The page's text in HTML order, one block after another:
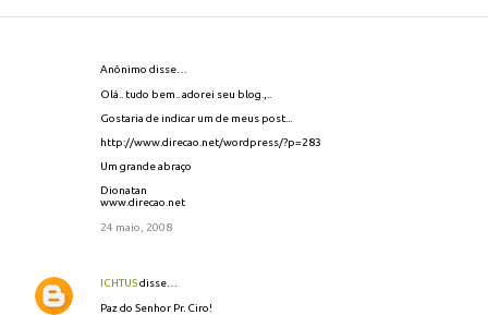
Anônimo disse…
Olá.. tudo bem.. adorei seu blog.,..
Gostaria de indicar um de meus post...
http://www.direcao.net/wordpress/?p=283
Um grande abraço
Dionatan
www.direcao.net
24 maio, 2008
ICHTUSdisse…
Paz do Senhor Pr. Ciro!